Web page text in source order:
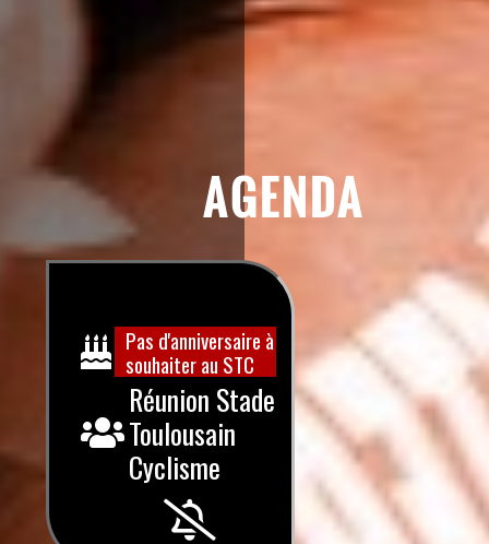
AGENDA
Pas d'anniversaire à
souhaiter au STC
Réunion Stade
Toulousain
Cyclisme